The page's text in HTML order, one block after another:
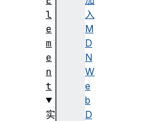
入
M
D
N
W
e
b
D
l
e
m
e
n
t
实